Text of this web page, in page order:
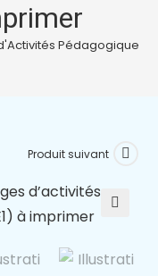
Pédagogiques
Produit suivant